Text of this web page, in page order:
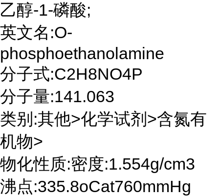
乙醇-1-磷酸;
英文名:O-
phosphoethanolamine
分子式:C2H8NO4P
分子量:141.063
类别:其他>化学试剂>含氮有
机物>
物化性质:密度:1.554g/cm3
沸点:335.8oCat760mmHg